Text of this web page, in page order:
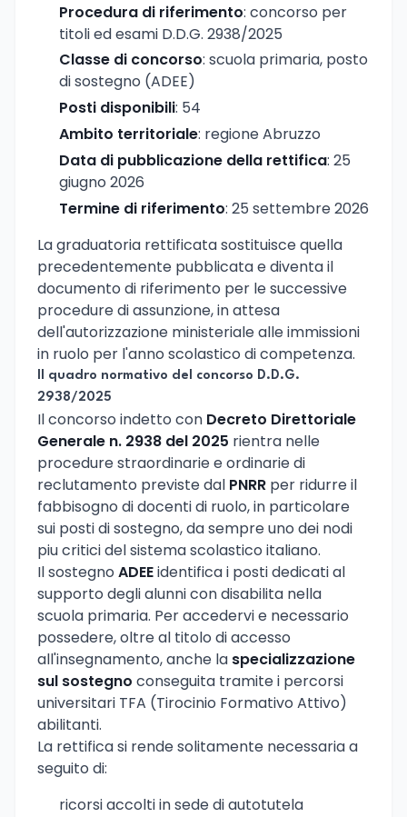
Procedura di riferimento: concorso per
titoli ed esami D.D.G. 2938/2025
Classe di concorso: scuola primaria, posto
di sostegno (ADEE)
Posti disponibili: 54
Ambito territoriale: regione Abruzzo
Data di pubblicazione della rettifica: 25
giugno 2026
Termine di riferimento: 25 settembre 2026
La graduatoria rettificata sostituisce quella
precedentemente pubblicata e diventa il
documento di riferimento per le successive
procedure di assunzione, in attesa
dell'autorizzazione ministeriale alle immissioni
in ruolo per l'anno scolastico di competenza.
Il quadro normativo del concorso D.D.G.
2938/2025
Il concorso indetto con Decreto Direttoriale
Generale n. 2938 del 2025 rientra nelle
procedure straordinarie e ordinarie di
reclutamento previste dal PNRR per ridurre il
fabbisogno di docenti di ruolo, in particolare
sui posti di sostegno, da sempre uno dei nodi
piu critici del sistema scolastico italiano.
Il sostegno ADEEidentifica i posti dedicati al
supporto degli alunni con disabilita nella
scuola primaria. Per accedervi e necessario
possedere, oltre al titolo di accesso
all'insegnamento, anche la specializzazione
sul sostegno conseguita tramite i percorsi
universitari TFA (Tirocinio Formativo Attivo)
abilitanti.
La rettifica si rende solitamente necessaria a
seguito di:
ricorsi accolti in sede di autotutela